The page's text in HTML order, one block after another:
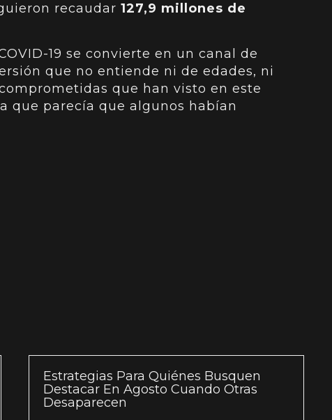
recaudar 127,9 millones de
19 se convierte en un canal de
que no entiende ni de edades, ni
que han visto en este
que parecía que algunos habían
Estrategias Para Quiénes Busquen
Destacar En Agosto Cuando Otras
Desaparecen